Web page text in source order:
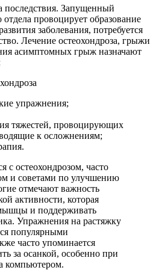
последствия. Запущенный
провоцирует образование
заболевания, потребуется
Лечение остеохондроза, грыжи
асимптомных грыж назначают
упражнения;
тяжестей, провоцирующих
к осложнениям;
с остеохондрозом, часто
и советами по улучшению
отмечают важность
активности, которая
и поддерживать
Упражнения на растяжку
популярными
часто упоминается
за осанкой, особенно при
компьютером.